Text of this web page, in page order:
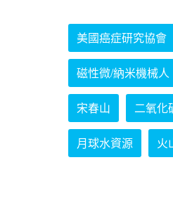
美國癌症研究協會
磁性微/納米機械人
宋春山 二氧化
月球水資源 火